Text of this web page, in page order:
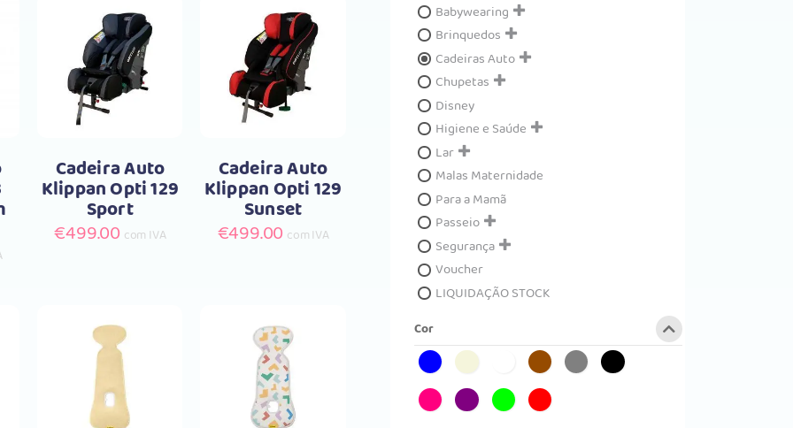
Comprar
Cadeira Auto
Klippan Opti 129
Sport
€499.00 com IVA
Comprar
Cadeira Auto
Klippan Opti 129
Sunset
€499.00 com IVA
Comprar Comprar
Babywearing
Brinquedos
Cadeiras Auto
Chupetas
Disney
Higiene e Saúde
Lar
Malas Maternidade
Para a Mamã
Passeio
Segurança
Voucher
LIQUIDAÇÃO STOCK
Cor